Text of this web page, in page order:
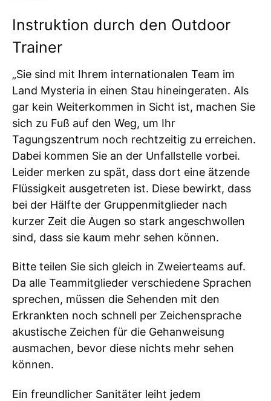
Instruktion durch den Outdoor
Trainer
„Sie sind mit Ihrem internationalen Team im
Land Mysteria in einen Stau hineingeraten. Als
gar kein Weiterkommen in Sicht ist, machen Sie
sich zu Fuß auf den Weg, um Ihr
Tagungszentrum noch rechtzeitig zu erreichen.
Dabei kommen Sie an der Unfallstelle vorbei.
Leider merken zu spät, dass dort eine ätzende
Flüssigkeit ausgetreten ist. Diese bewirkt, dass
bei der Hälfte der Gruppenmitglieder nach
kurzer Zeit die Augen so stark angeschwollen
sind, dass sie kaum mehr sehen können.
Bitte teilen Sie sich gleich in Zweierteams auf.
Da alle Teammitglieder verschiedene Sprachen
sprechen, müssen die Sehenden mit den
Erkrankten noch schnell per Zeichensprache
akustische Zeichen für die Gehanweisung
ausmachen, bevor diese nichts mehr sehen
können.
Ein freundlicher Sanitäter leiht jedem